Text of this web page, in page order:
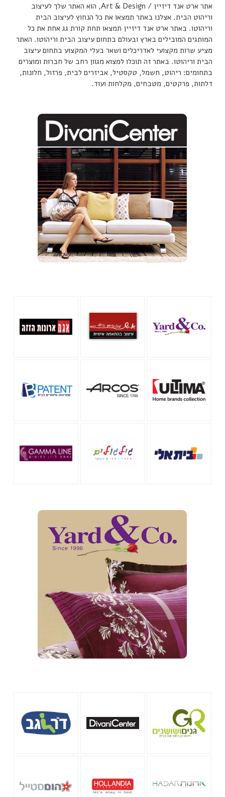
אתר ארט אנד דיזיין / Art & Design, הוא האתר שלך לעיצוב
וריהוט הבית. אצלנו באתר תמצאו את כל הנחוץ לעיצוב הבית
וריהוטו. באתר ארט אנד דיזיין תמצאו תחת קורת גג אחת את כל
המותגים המובילים בארץ ובעולם בתחום עיצוב הבית וריהוטו. האתר
מציע שרות מקצועי לאדריכלים ושאר בעלי המקצוע בתחום עיצוב
הבית וריהוטו. באתר זה תוכלו למצוא מגוון רחב של חברות ומוצרים
בתחומים: ריהוט, חשמל, טקסטיל, אביזרים לבית, פרזול, חלונות,
דלתות, פרקטים, מטבחים, מקלחות ועוד.